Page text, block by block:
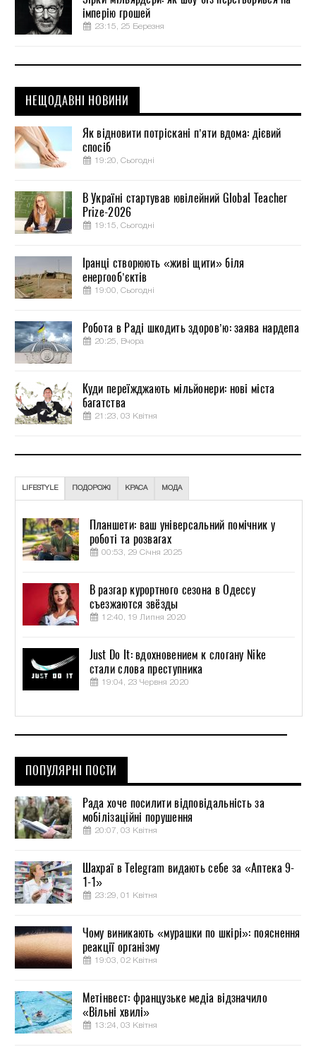
імперію грошей
23:15, 25 Березня
НЕЩОДАВНІ НОВИНИ
Як відновити потріскані п’яти вдома: дієвий
спосіб
19:20, Сьогодні
В Україні стартував ювілейний Global Teacher
Prize-2026
19:15, Сьогодні
Іранці створюють «живі щити» біля
енергооб’єктів
19:00, Сьогодні
Робота в Раді шкодить здоров’ю: заява нардепа
20:25, Вчора
Куди переїжджають мільйонери: нові міста
багатства
21:23, 03 Квітня
LIFESTYLE ПОДОРОЖІ КРАСА МОДА
Планшети: ваш універсальний помічник у
роботі та розвагах
00:53, 29 Січня 2025
В разгар курортного сезона в Одессу
съезжаются звёзды
12:40, 19 Липня 2020
Just Do It: вдохновением к слогану Nike
стали слова преступника
19:04, 23 Червня 2020
ПОПУЛЯРНІ ПОСТИ
Рада хоче посилити відповідальність за
мобілізаційні порушення
20:07, 03 Квітня
Шахраї в Telegram видають себе за «Аптека 9-
1-1»
23:29, 01 Квітня
Чому виникають «мурашки по шкірі»: пояснення
реакції організму
19:03, 02 Квітня
Метінвест: французьке медіа відзначило
«Вільні хвилі»
13:24, 03 Квітня